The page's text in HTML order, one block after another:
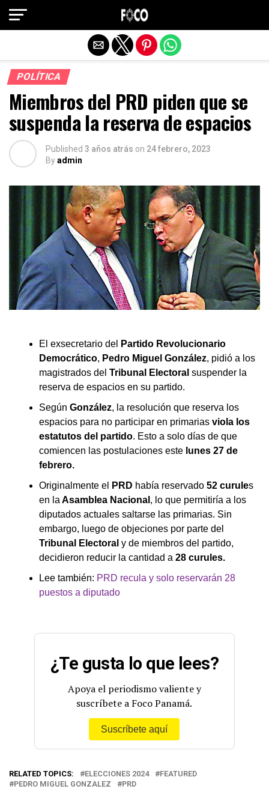
POLÍTICA
Miembros del PRD piden que se
suspenda la reserva de espacios
Published 3 años atrás on 24 febrero, 2023
Byadmin
El exsecretario del
Partido Revolucionario
Democrático, Pedro Miguel González, pidió a los
magistrados del Tribunal Electoral suspender la
reserva de espacios en su partido.
Según González, la resolución que reserva los
espacios para no participar en primarias viola los
estatutos del partido. Esto a solo días de que
comiencen las postulaciones este lunes 27 de
febrero.
Originalmente el
PRD había reservado 52 curules
en la Asamblea Nacional , lo que permitiría a los
diputados actuales saltarse las primarias. Sin
embargo, luego de objeciones por parte del
Tribunal Electoral y de miembros del partido,
decidieron reducir la cantidad a 28 curules.
Lee también: PRD recula y solo reservarán 28
puestos a diputado
¿Te gusta lo que lees?
Apoya el periodismo valiente y
suscríbete a Foco Panamá.
Suscríbete aquí
RELATED TOPICS: ELECCIONES 2024
FEATURED
PEDRO MIGUEL GONZALEZ
PRD
Salir de la versión móvil